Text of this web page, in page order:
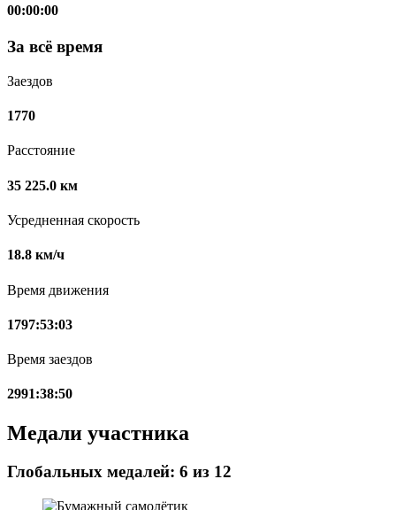
00:00:00
За всё время
Заездов
1770
Расстояние
35 225.0 км
Усредненная скорость
18.8 км/ч
Время движения
1797:53:03
Время заездов
2991:38:50
Медали участника
Глобальных медалей: 6 из 12